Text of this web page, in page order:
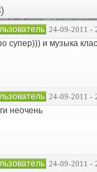
)
24-09-2011 -
супер))) и музыка
24-09-2011 -
неочень
24-09-2011 -